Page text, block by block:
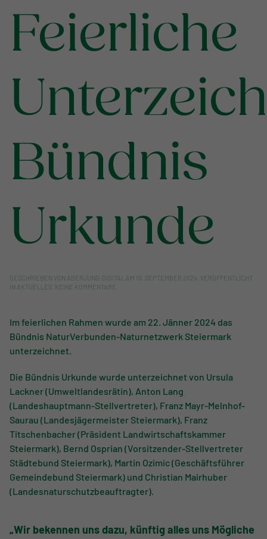
Feierliche
Bündnis
Urkunde
GESCHRIEBEN VON ABERJUNG-DIGITAL AM 10. SEPTEMBER 2024 . VERÖFFENTLICHT
IN AKTUELLES KEINE KOMMENTARE
URKUNDE
Im feierlichen Rahmen wurde am 22. Jänner 2024 das
Bündnis NaturVerbunden-Naturnetzwerk Steiermark
unterzeichnet.
Die Bündnis Urkunde wurde unterzeichnet von Ursula
Lackner (Umweltlandesrätin), Anton Lang
(Landeshauptmann-Stellvertreter), Franz Mayr-Melnhof-
Saurau (Landesjägermeister Steiermark), Franz
Titschenbacher (Präsident Landwirtschaftskammer
Steiermark), Bernd Osprian (Vorsitzender-Stellvertreter
Städtebund Steiermark), Martin Ozimic (Geschäftsführer
Gemeindebund Steiermark) und Christian Mairhuber
(Landesnaturschutzbeauftragter).
„Wir bekennen uns dazu, künftig alles uns Mögliche